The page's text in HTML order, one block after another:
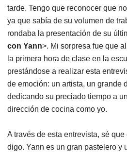
tarde. Tengo que reconocer que
ya que sabía de su volumen de
rondaba la presentación de su
con Yann>. Mi sorpresa fue que
la primera hora de clase en la
prestándose a realizar esta
de emoción: un artista, un grande
dedicando su preciado tiempo a
dirección de cocina como yo.
A través de esta entrevista, sé
digo. Yann es un gran pastelero y